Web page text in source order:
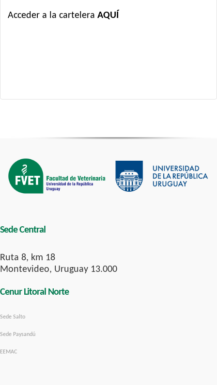
Acceder a la cartelera AQUÍ
Sede Central
Ruta 8, km 18
Montevideo, Uruguay 13.000
Cenur Litoral Norte
Sede Salto
Sede Paysandú
EEMAC